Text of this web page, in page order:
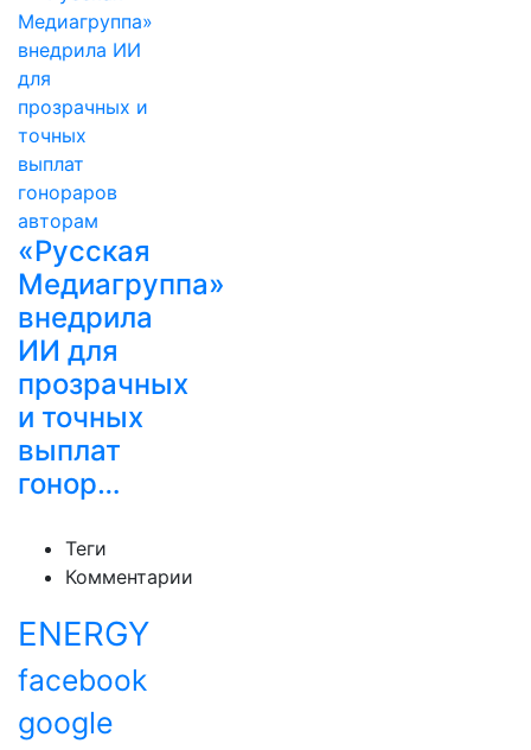
«Русская
Медиагруппа»
внедрила
ИИ для
прозрачных
и точных
выплат
гонор…
Теги
Комментарии
ENERGY
facebook
google